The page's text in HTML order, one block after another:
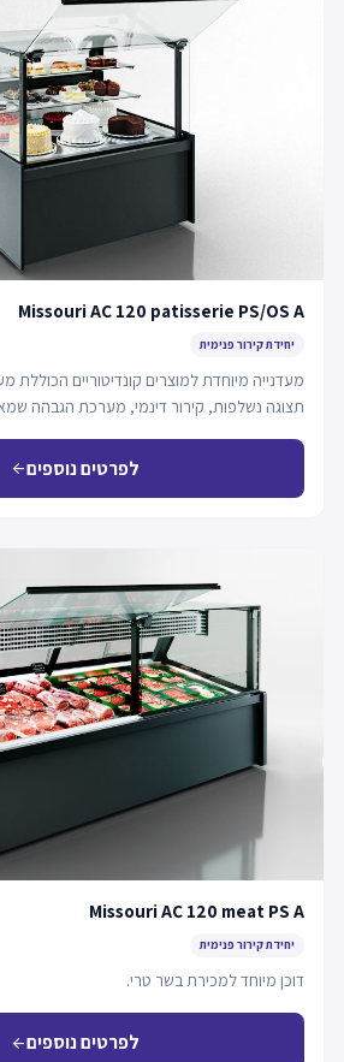
Missouri AC 120 patisserie PS/OS A
יחידת קירור פנימית
תצוגה נשלפות, קירור דינמי, מערכת הגבהה
לפרטים נוספיםarrow_back
Missouri AC 120 meat PS A
יחידת קירור פנימית
דוכן מיוחד למכירת בשר טרי.
לפרטים נוספיםarrow_back